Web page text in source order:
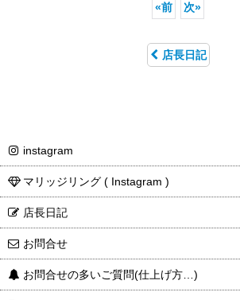
«前 次»
店長日記
instagram
マリッジリング ( Instagram )
店長日記
お問合せ
お問合せの多いご質問(仕上げ方…)